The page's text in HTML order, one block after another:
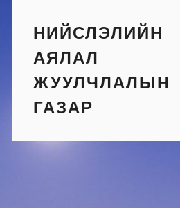
contentНИЙСЛЭЛИЙН
АЯЛАЛ
ЖУУЛЧЛАЛЫН
ГАЗАР